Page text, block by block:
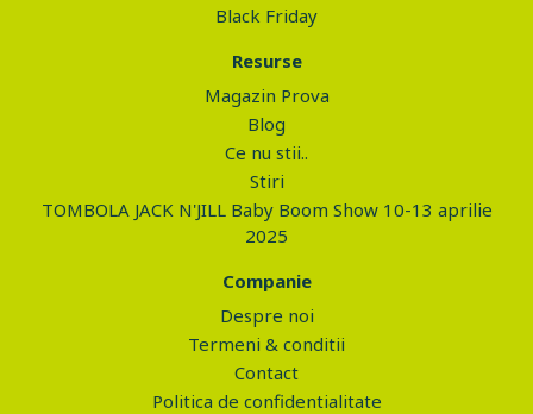
Black Friday
Resurse
Magazin Prova
Blog
Ce nu stii..
Stiri
TOMBOLA JACK N'JILL Baby Boom Show 10-13 aprilie
2025
Companie
Despre noi
Termeni & conditii
Contact
Politica de confidentialitate